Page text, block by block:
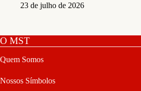
23 de julho de 2026
O MST
Quem Somos
Nossos Símbolos